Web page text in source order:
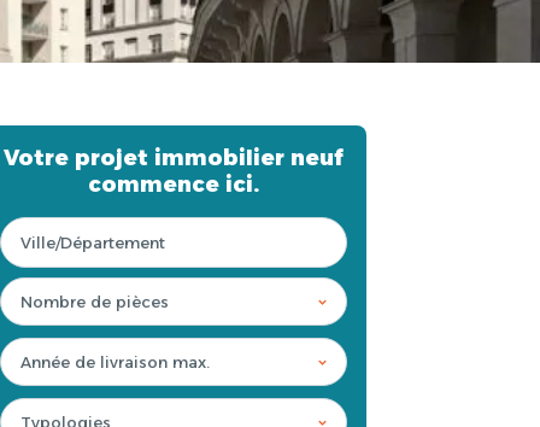
Votre projet immobilier neuf
commence ici.